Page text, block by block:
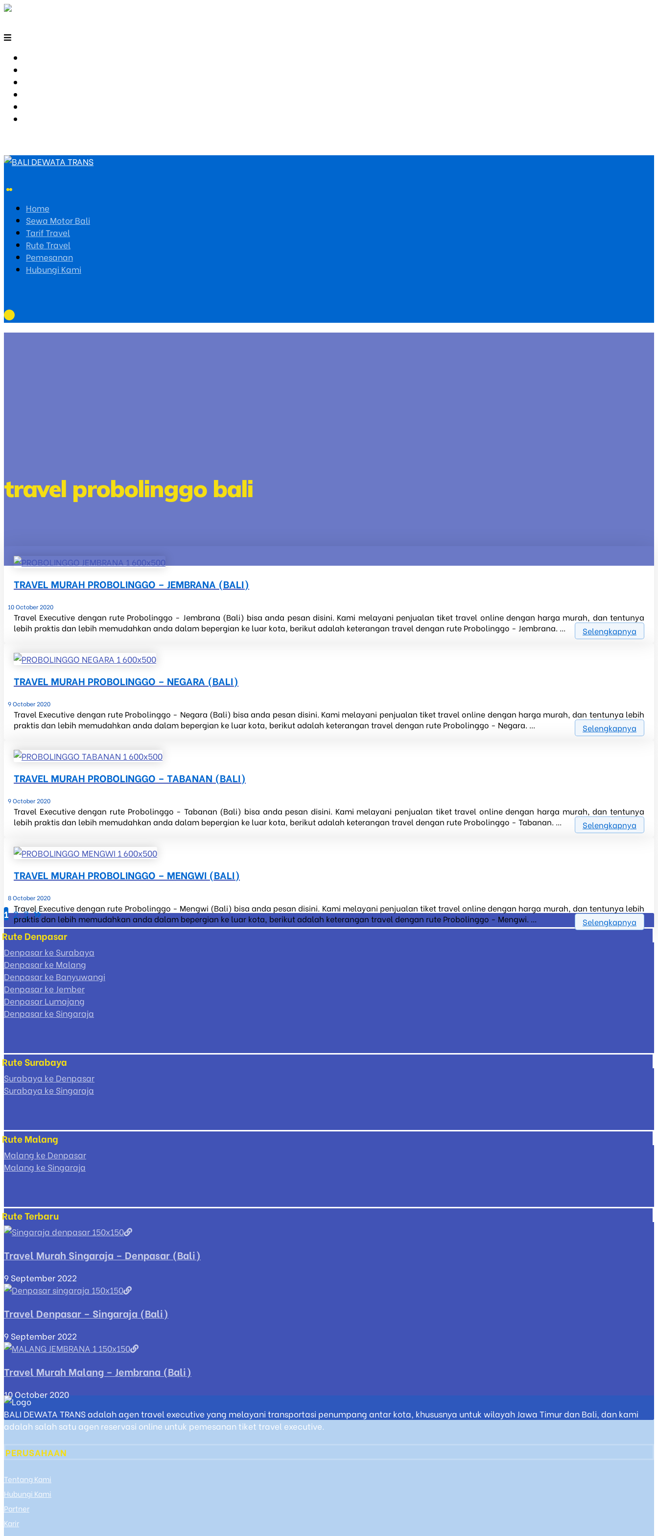
Home
Sewa Motor Bali
Tarif Travel
Rute Travel
Pemesanan
Hubungi Kami
travel probolinggo bali
TRAVEL MURAH PROBOLINGGO – JEMBRANA (BALI)
10 October 2020
Travel Executive dengan rute Probolinggo - Jembrana (Bali) bisa anda pesan disini. Kami melayani penjualan tiket travel online dengan harga murah, dan tentunya
lebih praktis dan lebih memudahkan anda dalam bepergian ke luar kota, berikut adalah keterangan travel dengan rute Probolinggo - Jembrana. ...
Selengkapnya
TRAVEL MURAH PROBOLINGGO – NEGARA (BALI)
9 October 2020
Travel Executive dengan rute Probolinggo - Negara (Bali) bisa anda pesan disini. Kami melayani penjualan tiket travel online dengan harga murah, dan tentunya lebih
praktis dan lebih memudahkan anda dalam bepergian ke luar kota, berikut adalah keterangan travel dengan rute Probolinggo - Negara. ...
Selengkapnya
TRAVEL MURAH PROBOLINGGO – TABANAN (BALI)
9 October 2020
Travel Executive dengan rute Probolinggo - Tabanan (Bali) bisa anda pesan disini. Kami melayani penjualan tiket travel online dengan harga murah, dan tentunya
lebih praktis dan lebih memudahkan anda dalam bepergian ke luar kota, berikut adalah keterangan travel dengan rute Probolinggo - Tabanan. ...
Selengkapnya
TRAVEL MURAH PROBOLINGGO – MENGWI (BALI)
8 October 2020
Travel Executive dengan rute Probolinggo - Mengwi (Bali) bisa anda pesan disini. Kami melayani penjualan tiket travel online dengan harga murah, dan tentunya lebih
praktis dan lebih memudahkan anda dalam bepergian ke luar kota, berikut adalah keterangan travel dengan rute Probolinggo - Mengwi. ...
Selengkapnya
Posts
pagination
1 2 3
Rute Denpasar
Denpasar ke Surabaya
Denpasar ke Malang
Denpasar ke Banyuwangi
Denpasar ke Jember
Denpasar Lumajang
Denpasar ke Singaraja
Rute Surabaya
Surabaya ke Denpasar
Surabaya ke Singaraja
Rute Malang
Malang ke Denpasar
Malang ke Singaraja
Rute Terbaru
Travel Murah Singaraja – Denpasar (Bali)
9 September 2022
Travel Denpasar – Singaraja (Bali)
9 September 2022
Travel Murah Malang – Jembrana (Bali)
10 October 2020
BALI DEWATA TRANS adalah agen travel executive yang melayani transportasi penumpang antar kota, khususnya untuk wilayah Jawa Timur dan Bali, dan kami
adalah salah satu agen reservasi online untuk pemesanan tiket travel executive.
PERUSAHAAN
Tentang Kami
Hubungi Kami
Partner
Karir